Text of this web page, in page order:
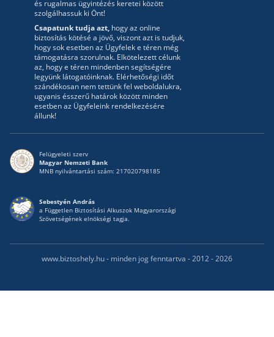
és rugalmas ügyintézés keretei között
szolgálhassuk ki Önt!
Csapatunk tudja azt, hogy az online
biztosítás kötésé a jövő, viszont azt is tudjuk,
hogy sok esetben az Ügyfelek e téren még
támogatásra szorulnak. Elkötelezett célunk
az, hogy e téren mindenben segítségére
legyünk látogatóinknak. Elérhetőségi időt
szándékosan nem tettünk fel weboldalukra,
ugyanis ésszerű határok között minden
esetben az Ügyfeleink rendelkezésére
állunk!
Felügyeleti szerv
Magyar Nemzeti Bank
MNB nyilvántartási szám: 217020798185
Sebestyén András
a Független Biztosítási Alkuszok Magyarországi
Szövetségének elnökségi tagja.
www.biztoshely.hu - minden jog fenntartva - 2012 - 2026